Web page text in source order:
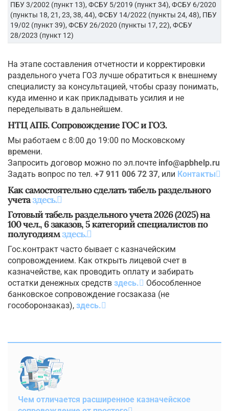
ПБУ 3/2002 (пункт 13), ФСБУ 5/2019 (пункт 34), ФСБУ 6/2020
(пункты 18, 21, 23, 38, 44), ФСБУ 14/2022 (пункты 24, 48), ПБУ
19/02 (пункт 39), ФСБУ 26/2020 (пункты 17, 22), ФСБУ
28/2023 (пункт 12)
На этапе составления отчетности и корректировки
раздельного учета ГОЗ лучше обратиться к внешнему
специалисту за консультацией, чтобы сразу понимать,
куда именно и как прикладывать усилия и не
переделывать в дальнейшем.
НТЦ АПБ. Сопровождение ГОС и ГОЗ.
Мы работаем с 8:00 до 19:00 по Московскому
времени.
Запросить договор можно по эл.почте info@apbhelp.ru
Задать вопрос по тел. +7 911 006 72 37, или Контакты
Как самостоятельно сделать табель раздельного
учетаздесь.
Готовый табель раздельного учета 2026 (2025) на
100 чел., 6 заказов, 5 категорий специалистов по
полугодиямздесь.
Гос.контракт часто бывает с казначейским
сопровождением. Как открыть лицевой счет в
казначействе, как проводить оплату и забирать
остатки денежных средств здесь.
Обособленное
банковское сопровождение госзаказа (не
гособоронзаказ), здесь.
Чем отличается расширенное казначейское